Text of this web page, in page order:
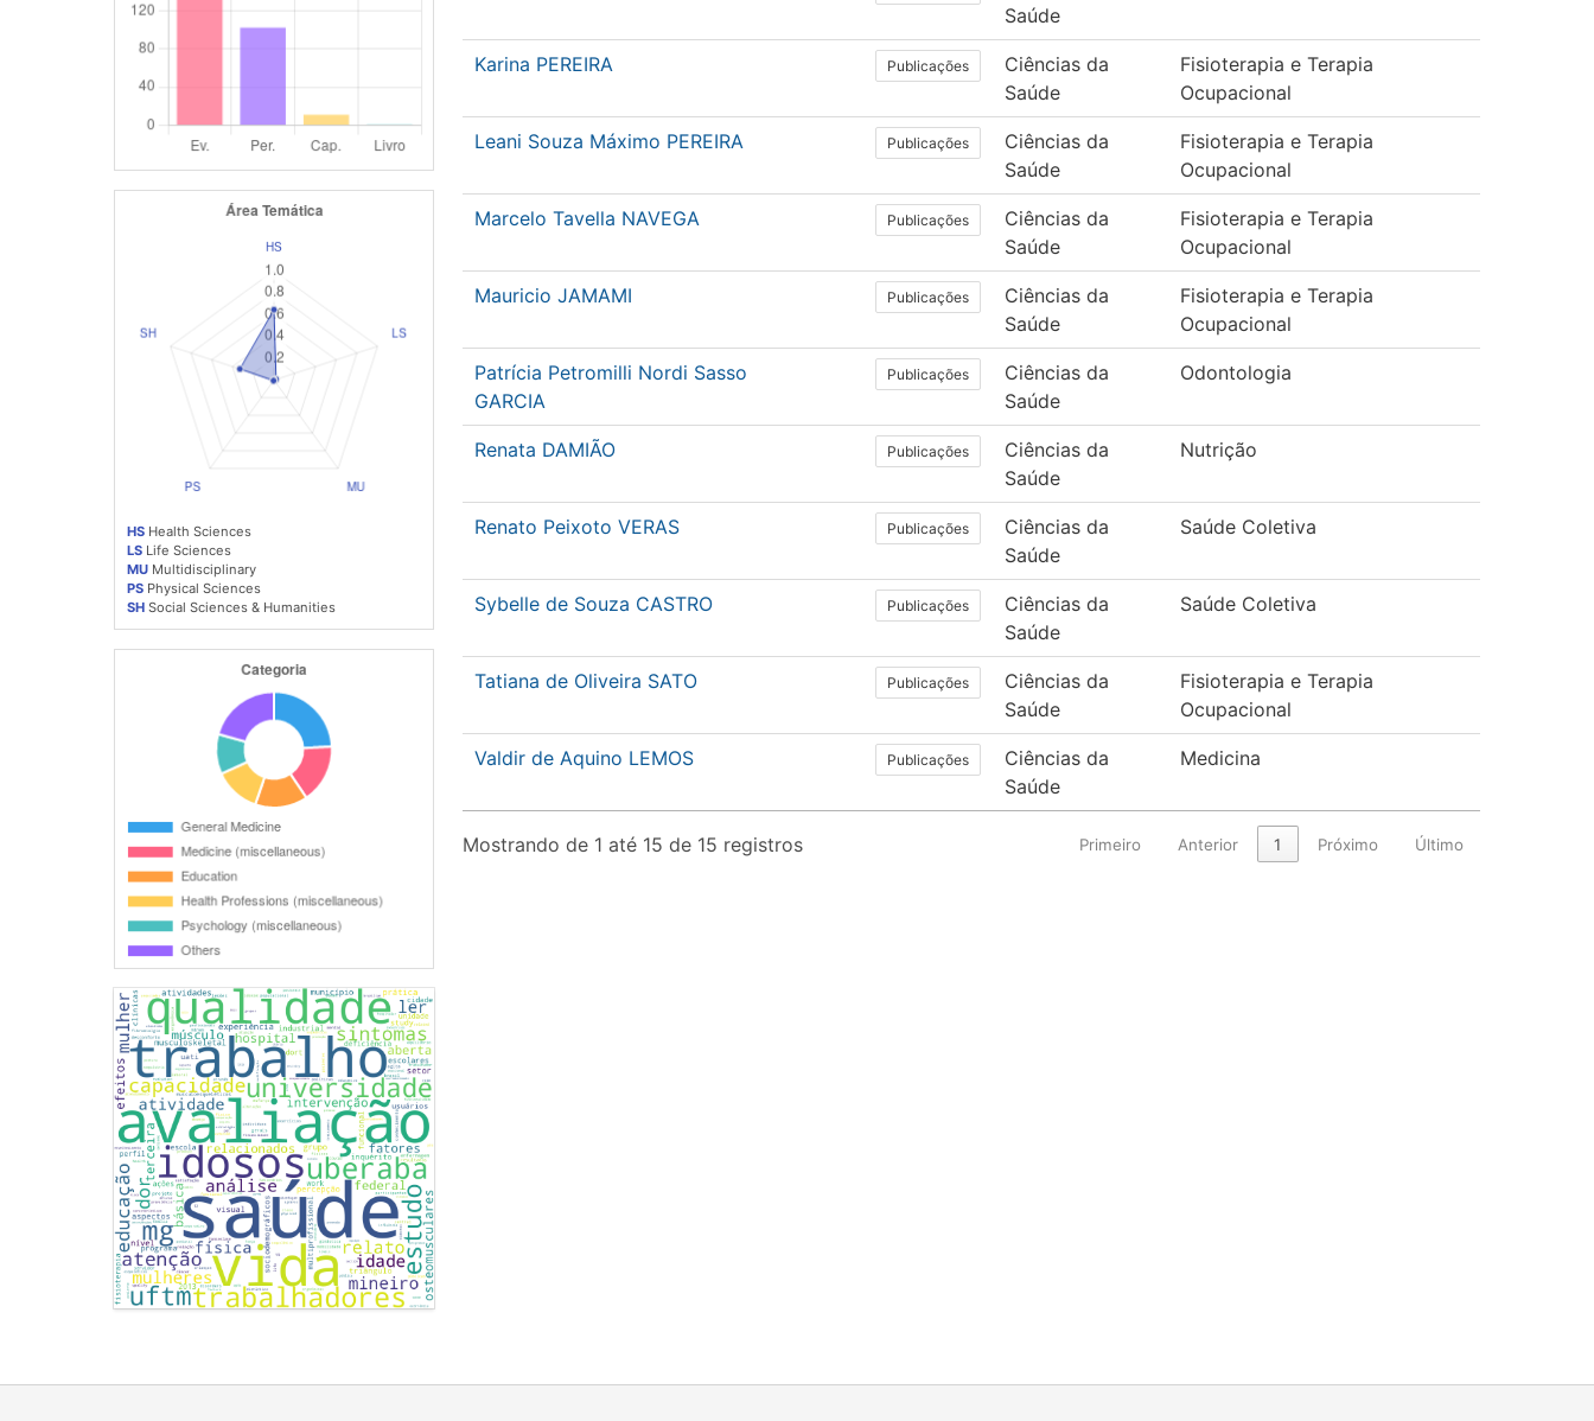
HS Health Sciences
LS Life Sciences
MU Multidisciplinary
PS Physical Sciences
SH Social Sciences & Humanities
Saúde
Karina PEREIRA Publicações
Ciências da
Saúde
Fisioterapia e Terapia
Ocupacional
Leani Souza Máximo PEREIRA Publicações
Ciências da
Saúde
Fisioterapia e Terapia
Ocupacional
Marcelo Tavella NAVEGA Publicações
Ciências da
Saúde
Fisioterapia e Terapia
Ocupacional
Mauricio JAMAMI Publicações
Ciências da
Saúde
Fisioterapia e Terapia
Ocupacional
Patrícia Petromilli Nordi Sasso
GARCIA
Publicações
Ciências da
Saúde
Odontologia
Renata DAMIÃO Publicações
Ciências da
Saúde
Nutrição
Renato Peixoto VERAS Publicações
Ciências da
Saúde
Saúde Coletiva
Sybelle de Souza CASTRO Publicações
Ciências da
Saúde
Saúde Coletiva
Tatiana de Oliveira SATO Publicações
Ciências da
Saúde
Fisioterapia e Terapia
Ocupacional
Valdir de Aquino LEMOS Publicações
Ciências da
Saúde
Medicina
Mostrando de 1 até 15 de 15 registros Primeiro Anterior 1 Próximo Último